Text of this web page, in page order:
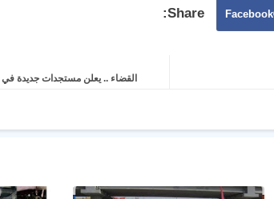
Facebook
القضاء .. يعلن مستجدات جديدة